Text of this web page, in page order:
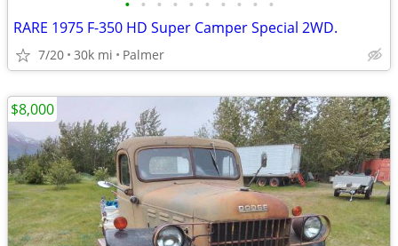
• • • • • • • • • •
RARE 1975 F-350 HD Super Camper Special 2WD.
7/20 30k mi Palmer
$8,000